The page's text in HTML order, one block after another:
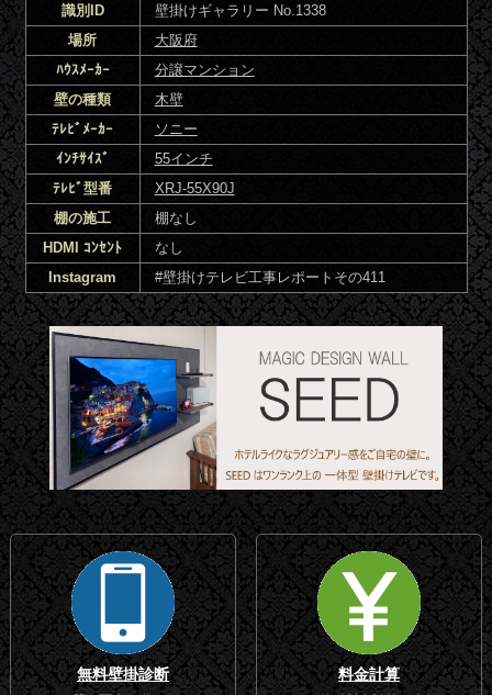
識別ID
壁掛けギャラリー No.1338
場所
大阪府
ﾊｳｽﾒｰｶｰ
分譲マンション
壁の種類
木壁
ﾃﾚﾋﾞﾒｰｶｰ
ソニー
ｲﾝﾁｻｲｽﾞ
55インチ
ﾃﾚﾋﾞ型番
XRJ-55X90J
棚の施工
棚なし
HDMI ｺﾝｾﾝﾄ
なし
Instagram
#壁掛けテレビ工事レポートその411
無料壁掛診断 料金計算